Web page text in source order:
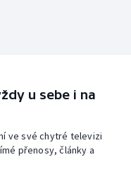
u sebe i na
ve své chytré televizi
přenosy, články a